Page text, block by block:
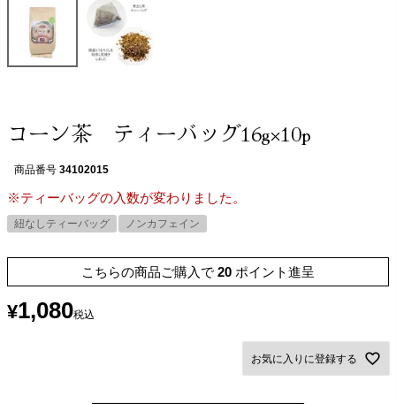
コーン茶 ティーバッグ16g×10p
商品番号 34102015
※ティーバッグの入数が変わりました。
紐なしティーバッグ ノンカフェイン
こちらの商品ご購入で 20 ポイント進呈
¥1,080税込
お気に入りに登録する